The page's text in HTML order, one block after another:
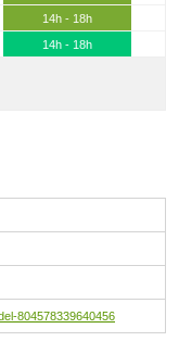
14h - 18h
14h - 18h
804578339640456